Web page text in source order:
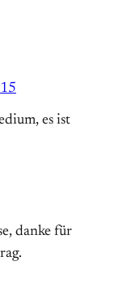
es ist
danke für